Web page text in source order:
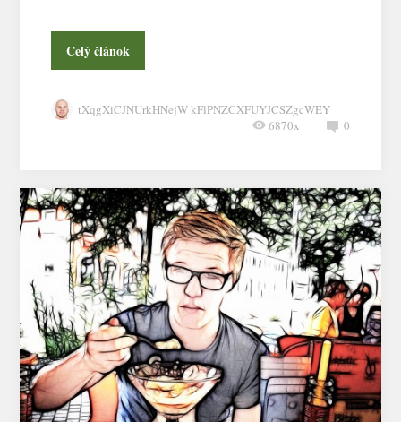
Celý článok
tXqgXiCJNUrkHNejW kFlPNZCXFUYJCSZgcWEY
0
6870x